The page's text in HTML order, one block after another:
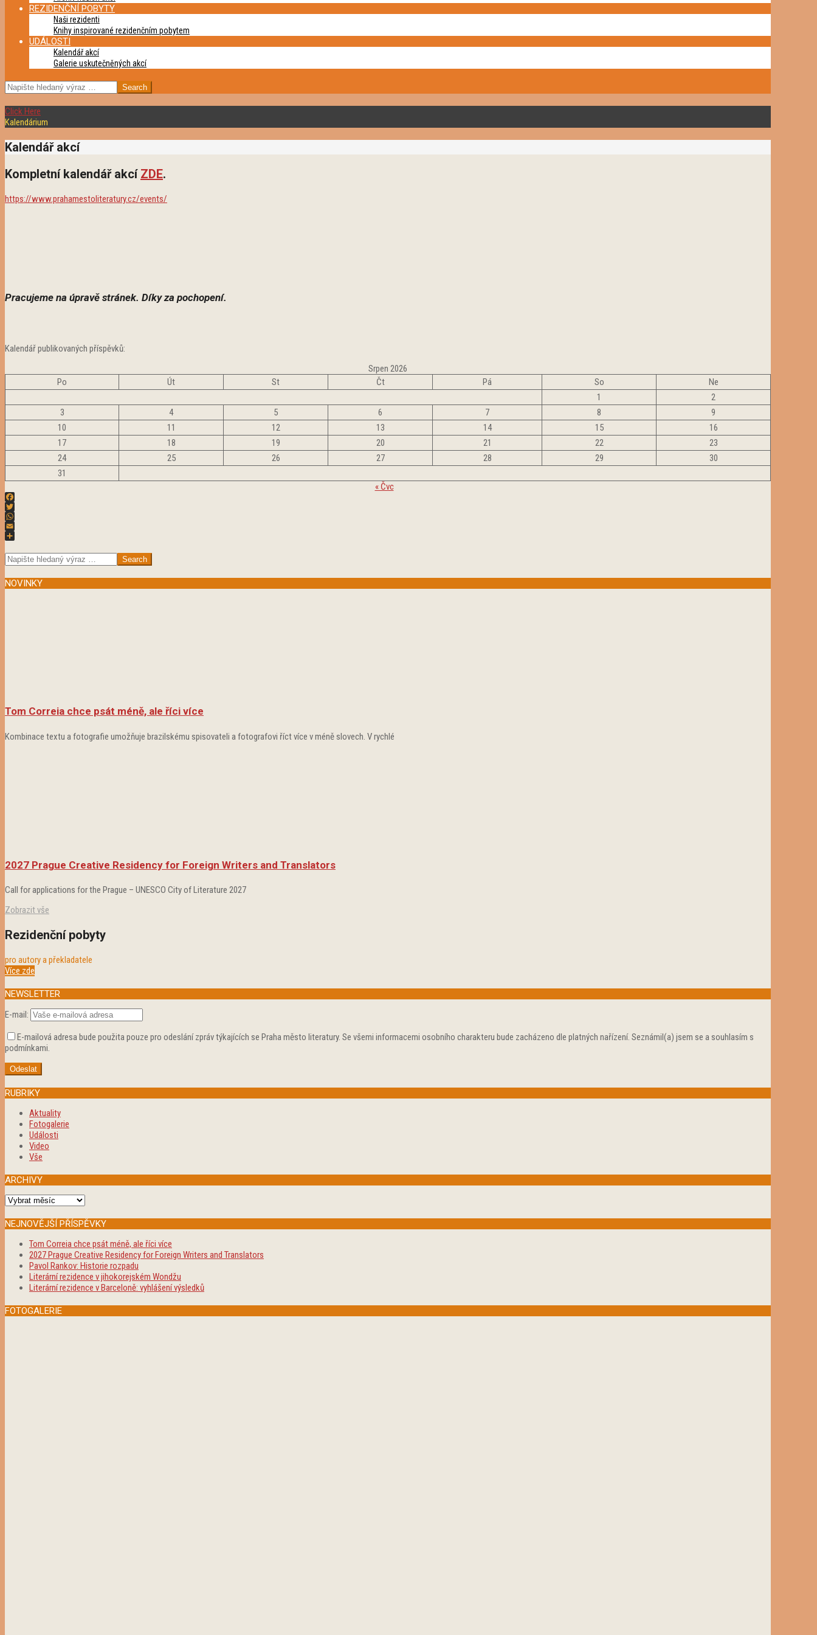
REZIDENČNÍ POBYTY
Naši rezidenti
Knihy inspirované rezidenčním pobytem
UDÁLOSTI
Kalendář akcí
Galerie uskutečněných akcí
SEARCH
Click Here
Kalendárium
Kalendář akcí
Kompletní kalendář akcí ZDE.
https://www.prahamestoliteratury.cz/events/
Pracujeme na úpravě stránek. Díky za pochopení.
Kalendář publikovaných příspěvků:
Srpen 2026
Po
Út St Čt Pá So
Ne
1
2
3
4 5 6 7 8
9
10
11 12 13 14 15
16
17
18 19 20 21 22
23
24
25 26 27 28 29
30
31
« Čvc
Facebook
Twitter
WhatsApp
Email
09-
01
Search
NOVINKY
Tom Correia chce psát méně, ale říci více
Kombinace textu a fotografie umožňuje brazilskému spisovateli a fotografovi říct více v méně slovech. V rychlé
2027 Prague Creative Residency for Foreign Writers and Translators
Call for applications for the Prague – UNESCO City of Literature 2027
Zobrazit vše
Rezidenční pobyty
pro autory a překladatele
Více zde
NEWSLETTER
E-mail:
E-mailová adresa bude použita pouze pro odeslání zpráv týkajících se Praha město literatury. Se všemi informacemi osobního charakteru bude zacházeno dle platných nařízení. Seznámil(a) jsem se a souhlasím s
podmínkami.
RUBRIKY
Aktuality
Fotogalerie
Události
Video
Vše
ARCHIVY
Archivy
NEJNOVĚJŠÍ PŘÍSPĚVKY
Tom Correia chce psát méně, ale říci více
2027 Prague Creative Residency for Foreign Writers and Translators
Pavol Rankov: Historie rozpadu
Literární rezidence v jihokorejském Wondžu
Literární rezidence v Barceloně: vyhlášení výsledků
FOTOGALERIE